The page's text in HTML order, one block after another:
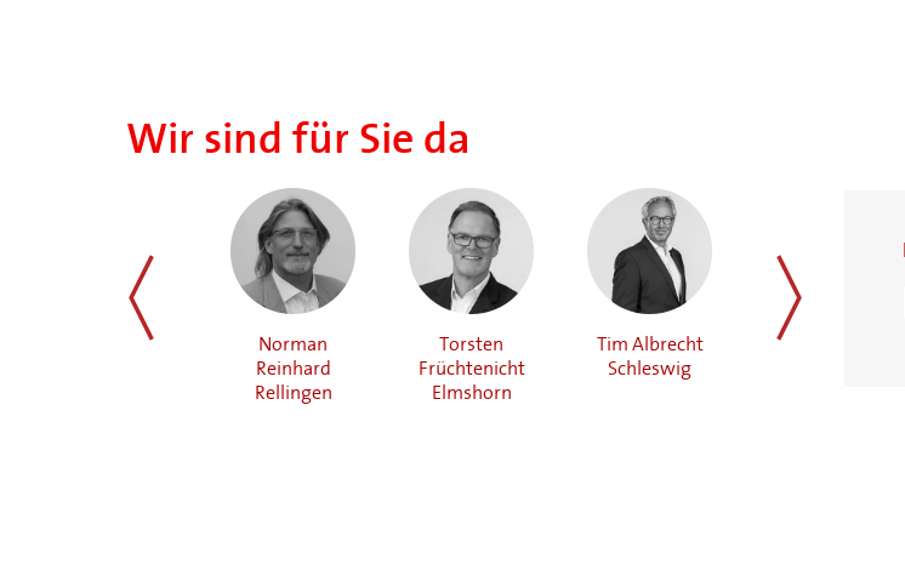
Wir sind für Sie da
Christl Dahnke
Norman
Reinhard
Rellingen
Torsten
Früchtenicht
Elmshorn
Tim Albrecht
Schleswig
Matthias Tuchel